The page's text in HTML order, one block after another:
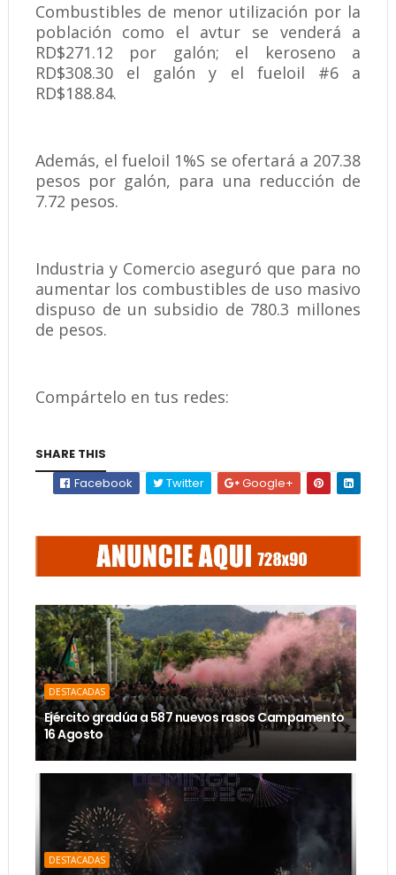
Combustibles de menor utilización por la
población como el avtur se venderá a
RD$271.12 por galón; el keroseno a
RD$308.30 el galón y el fueloil #6 a
RD$188.84.
Además, el fueloil 1%S se ofertará a 207.38
pesos por galón, para una reducción de
7.72 pesos.
Industria y Comercio aseguró que para no
aumentar los combustibles de uso masivo
dispuso de un subsidio de 780.3 millones
de pesos.
Compártelo en tus redes:
SHARE THIS
Facebook
Twitter Google+
DESTACADAS
Ejército gradúa a 587 nuevos rasos Campamento
16 Agosto
DESTACADAS